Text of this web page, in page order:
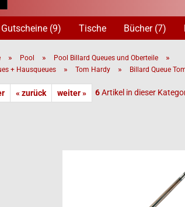
Gutscheine (9) Tische Bücher (7)
» Pool » Pool Billard Queues und Oberteile »
+ Hausqueues » Tom Hardy » Billard Queue
« zurück weiter » 6Artikel in dieser